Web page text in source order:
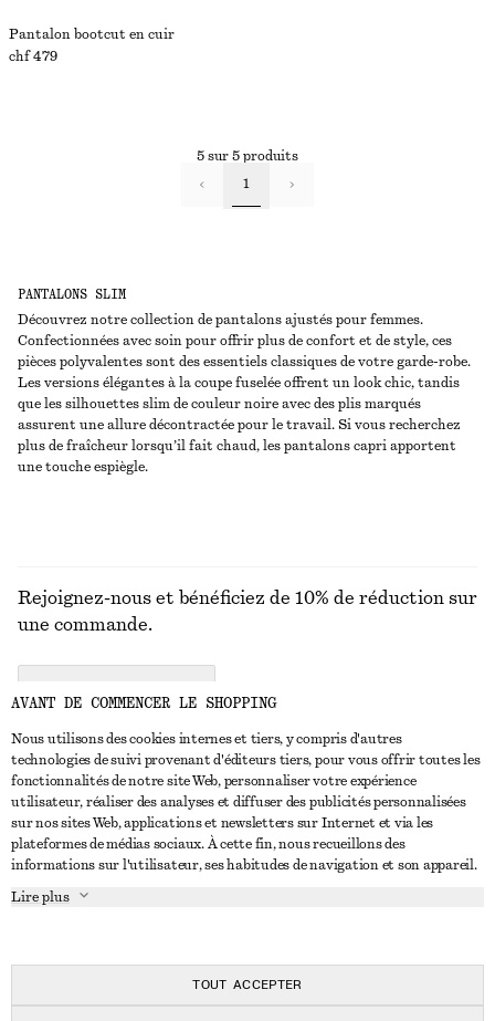
PANTALONS SLIM
Découvrez notre collection de pantalons ajustés pour femmes.
Confectionnées avec soin pour offrir plus de confort et de style, ces
pièces polyvalentes sont des essentiels classiques de votre garde-robe.
Les versions élégantes à la coupe fuselée offrent un look chic, tandis
que les silhouettes slim de couleur noire avec des plis marqués
assurent une allure décontractée pour le travail. Si vous recherchez
plus de fraîcheur lorsqu’il fait chaud, les pantalons capri apportent
une touche espiègle.
Pantalon bootcut en cuir
chf 479
5 sur 5 produits
1
NOUS CONTACTER
Nous contacter
Trouver un magasin
Affilié(e)s
Instagram
Pinterest
SERVICE CLIENT
À PROPOS
En cours de réalisation
Rejoignez-nous et bénéficiez de 10% de réduction sur
une commande.
AVANT DE COMMENCER LE SHOPPING
Nous utilisons des cookies internes et tiers, y compris d'autres
technologies de suivi provenant d'éditeurs tiers, pour vous offrir toutes les
fonctionnalités de notre site Web, personnaliser votre expérience
utilisateur, réaliser des analyses et diffuser des publicités personnalisées
sur nos sites Web, applications et newsletters sur Internet et via les
plateformes de médias sociaux. À cette fin, nous recueillons des
informations sur l'utilisateur, ses habitudes de navigation et son appareil.
Lire plus
TOUT ACCEPTER